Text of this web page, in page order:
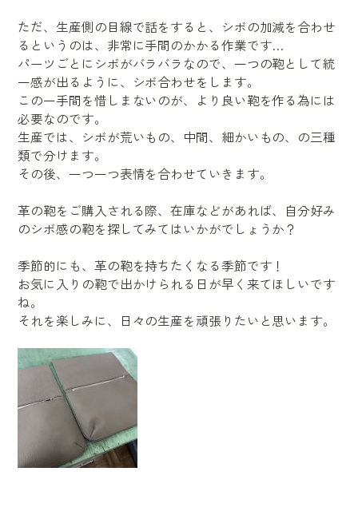
ただ、生産側の目線で話をすると、シボの加減を合わせ
るというのは、非常に手間のかかる作業です…
パーツごとにシボがバラバラなので、一つの鞄として統
一感が出るように、シボ合わせをします。
この一手間を惜しまないのが、より良い鞄を作る為には
必要なのです。
生産では、シボが荒いもの、中間、細かいもの、の三種
類で分けます。
その後、一つ一つ表情を合わせていきます。
革の鞄をご購入される際、在庫などがあれば、自分好み
のシボ感の鞄を探してみてはいかがでしょうか？
季節的にも、革の鞄を持ちたくなる季節です！
お気に入りの鞄で出かけられる日が早く来てほしいです
ね。
それを楽しみに、日々の生産を頑張りたいと思います。